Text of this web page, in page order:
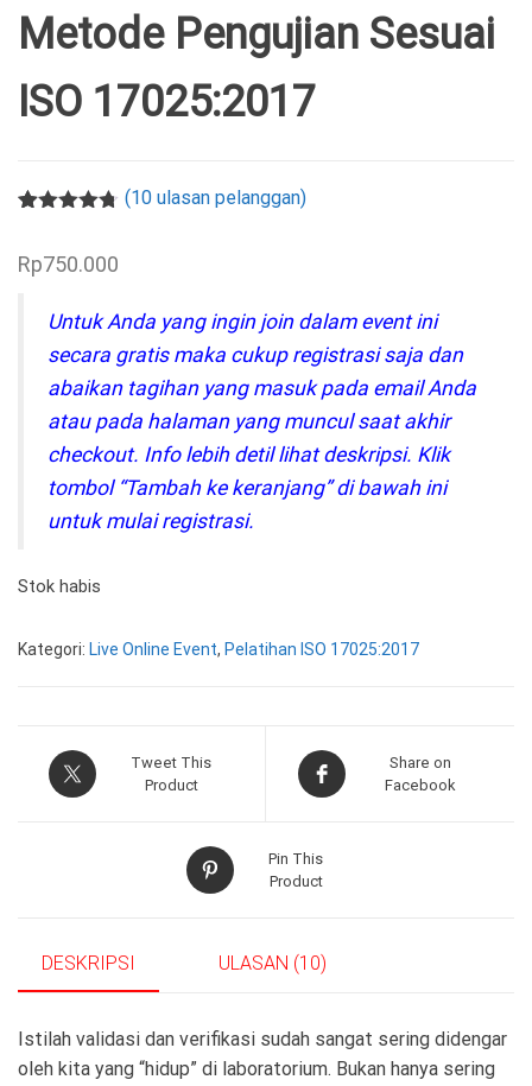
Metode Pengujian Sesuai
ISO 17025:2017
berdasarka
(10 ulasan pelanggan)
Rp750.000
Untuk Anda yang ingin join dalam event ini
secara gratis maka cukup registrasi saja dan
abaikan tagihan yang masuk pada email Anda
atau pada halaman yang muncul saat akhir
checkout. Info lebih detil lihat deskripsi. Klik
tombol “Tambah ke keranjang” di bawah ini
untuk mulai registrasi.
Stok habis
Kategori: Live Online Event, Pelatihan ISO 17025:2017
Tweet This
Product
Share on
Facebook
Pin This
Product
DESKRIPSI ULASAN (10)
Istilah validasi dan verifikasi sudah sangat sering didengar
oleh kita yang “hidup” di laboratorium. Bukan hanya sering